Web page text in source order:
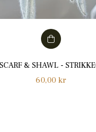
& SHAWL -
Normalpris
60,00 kr